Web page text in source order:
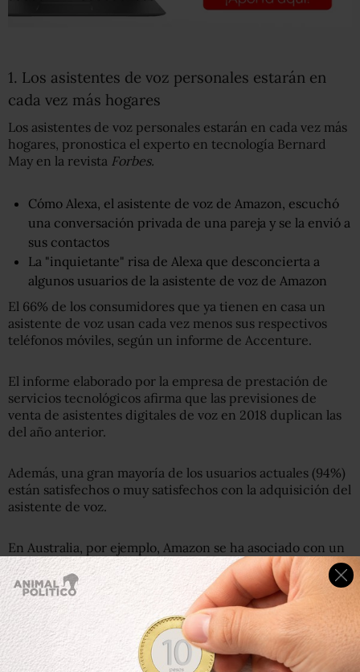
1. Los asistentes de voz personales estarán en
cada vez más hogares
Los asistentes de voz personales estarán en cada vez más
hogares, pronostica el experto en tecnología Bernard
May en la revista Forbes.
Cómo Alexa, el asistente de voz de Amazon, escuchó
una conversación privada de una pareja y se la envió a
sus contactos
La "inquietante" risa de Alexa que desconcierta a
algunos usuarios de la asistente de voz de Amazon
El 66% de los consumidores que ya tienen en casa un
asistente de voz usan cada vez menos sus respectivos
teléfonos móviles, según un informe de Accenture.
El informe elaborado por la empresa de prestación de
servicios tecnológicos afirma que las previsiones de
venta de asistentes digitales de voz en 2018 duplican las
del año anterior.
Además, una gran mayoría de los usuarios actuales (94%)
están satisfechos o muy satisfechos con la adquisición del
asistente de voz.
En Australia, por ejemplo, Amazon se ha asociado con un
desarrollador inmobiliario australiano para contruir
apartamentos ‘digitalizados’ con asistente de voz. Esto
significa que 1.205 apartamentos en Melbourne ya
vendrán equipados con Alexa y Echo Plus.
2. ambiará la manera en la que consumimos